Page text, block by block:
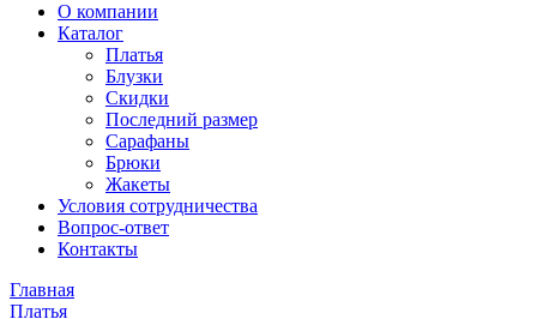
О компании
Каталог
Платья
Блузки
Скидки
Последний размер
Сарафаны
Брюки
Жакеты
Условия сотрудничества
Вопрос-ответ
Контакты
Главная
Платья